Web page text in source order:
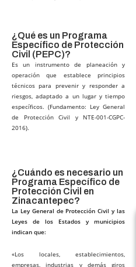
¿Qué es un Programa
Específico de Protección
Civil (PEPC)?​
Es un instrumento de planeación y
operación que establece principios
técnicos para prevenir y responder a
riesgos, adaptado a un lugar y tiempo
específicos. (Fundamento: Ley General
de Protección Civil y NTE-001-CGPC-
2016).
¿Cuándo es necesario un
Programa Específico de
Protección Civil en
Zinacantepec?​
La Ley General de Protección Civil y las
Leyes de los Estados y municipios
indican que:
«Los locales, establecimientos,
empresas, industrias y demás giros